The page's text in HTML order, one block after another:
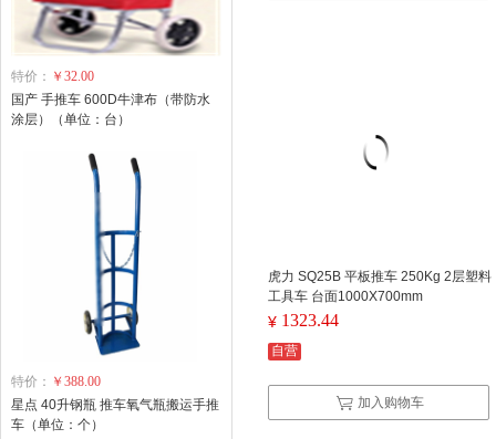
虎力 SQ25B 平板推车 250Kg 2层塑料
工具车 台面1000X700mm
¥ 1323.44
自营
加入购物车
特价： ￥32.00
国产 手推车 600D牛津布（带防水
涂层）（单位：台）
特价： ￥388.00
星点 40升钢瓶 推车氧气瓶搬运手推
车（单位：个）